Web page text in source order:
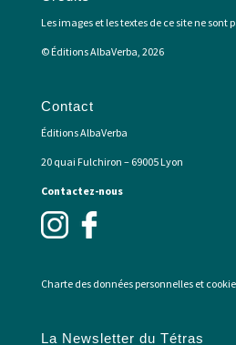
Les images et les textes de ce site ne sont
© Éditions AlbaVerba, 2026
Contact
Éditions AlbaVerba
20 quai Fulchiron – 69005 Lyon
Contactez-nous
Charte des données personnelles et
La Newsletter du Tétras